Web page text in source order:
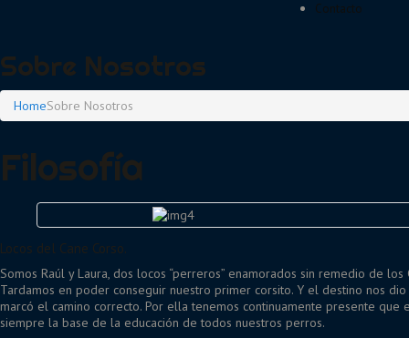
Contacto
Sobre Nosotros
HomeSobre Nosotros
Filosofía
Locos del Cane Corso.
Somos Raúl y Laura, dos locos “perreros” enamorados sin remedio de los
Tardamos en poder conseguir nuestro primer corsito. Y el destino nos
marcó el camino correcto. Por ella tenemos continuamente presente que
siempre la base de la educación de todos nuestros perros.